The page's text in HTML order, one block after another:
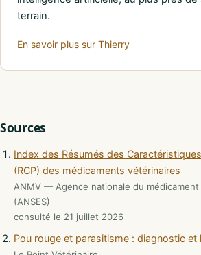
terrain.
En savoir plus sur Thierry
Sources
Index des Résumés des
(RCP) des médicaments vétérinaires
ANMV — Agence nationale du
(ANSES)
consulté le 21 juillet 2026
Pou rouge et parasitisme : diagnostic et